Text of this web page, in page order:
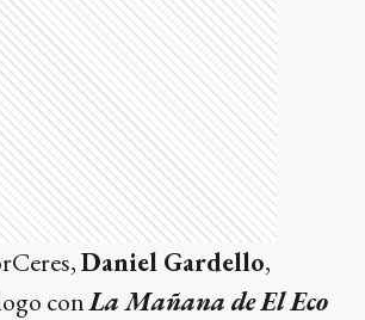
Daniel Gardello,
conLa Mañana de El Eco